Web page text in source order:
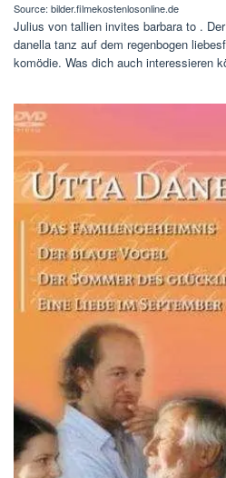
Source: bilder.filmekostenlosonline.de
Julius von tallien invites barbara to .
danella tanz auf dem regenbogen
komödie. Was dich auch interessieren